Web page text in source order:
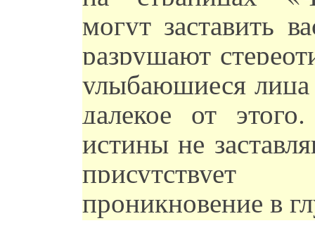
могут заставить
разрушают
улыбающиеся
далекое от
истины не
присутствует
проникновение в